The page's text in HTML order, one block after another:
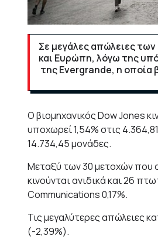
Σε μεγάλες απώλειες
και Ευρώπη, λόγω της
της Evergrande, η οποία
Ο βιομηχανικός Dow Jones
υποχωρεί 1,54% στις
14.734,45 μονάδες.
Μεταξύ των 30 μετοχών που
κινούνται ανιδικά και 26
Communications 0,17%.
Τις μεγαλύτερες απώλειες
(-2,39%).